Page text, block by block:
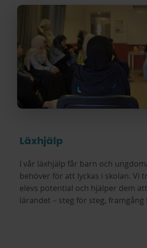
Läxhjälp
I vår läxhjälp får barn och
behöver för att lyckas i skolan. Vi
elevs potential och hjälper dem
lärandet – steg för steg,